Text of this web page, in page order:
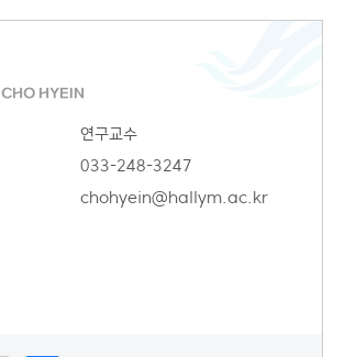
CHO HYEIN
연구교수
033-248-3247
chohyein@hallym.ac.kr